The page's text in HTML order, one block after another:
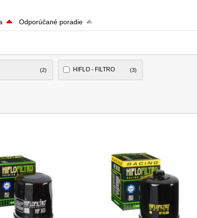
Odporúčané poradie
(2) HIFLO - FILTRO (3)